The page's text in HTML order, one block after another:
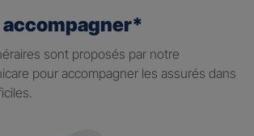
accompagner*
sont proposés par notre
pour accompagner les assurés dans